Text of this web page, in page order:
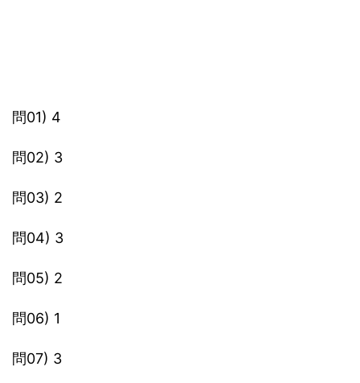
問01) 4
問02) 3
問03) 2
問04) 3
問05) 2
問06) 1
問07) 3